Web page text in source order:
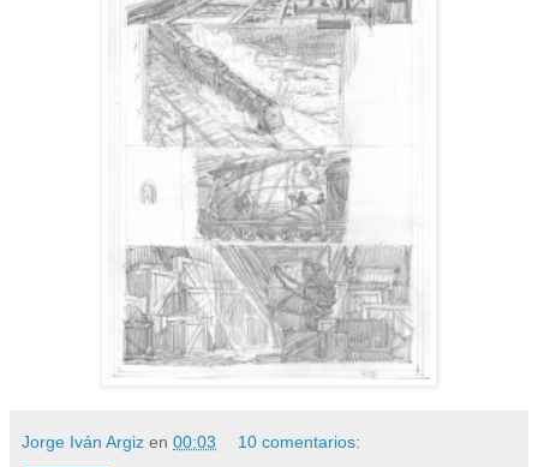
Jorge Iván Argiz en 00:03 10 comentarios: